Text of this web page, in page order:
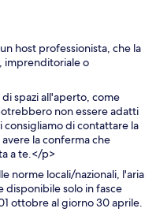
host professionista, che la
imprenditoriale o
spazi all'aperto, come
non essere adatti
di contattare la
la conferma che
a te.</p>
norme locali/nazionali, l'aria
disponibile solo in fasce
ottobre al giorno 30 aprile.